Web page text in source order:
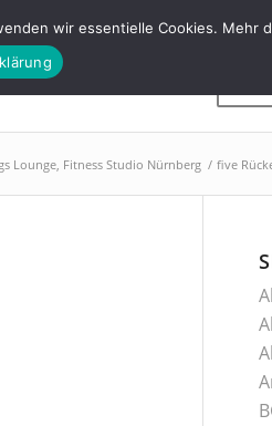
BGM
Lounge, Fitness Studio Nürnberg / five
wir essentielle Cookies. Mehr